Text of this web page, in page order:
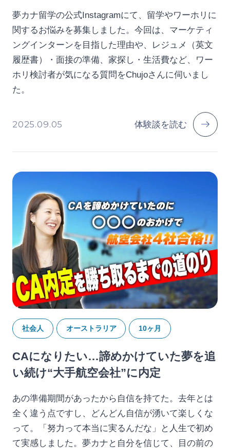
夢カナ留学の公式Instagramにて、留学やワーホリに
関するお悩みを募集しました。今回は、マーケティ
ングインターンを目指した理由や、レジュメ（英文
履歴書）・面接の準備、家探し・生活費など、ワー
ホリ検討者が気になる質問をChujoさんに伺いまし
た。
2025.09.05 体験談を読む
社会人 オーストラリア 10ヶ月
CAになりたい…諦めかけていた夢を追
い続け“大手航空会社”に内定
あの準備期間があったから自信を持てた。去年とは
全く違う点ですし、どんどん自信が湧いて楽しくな
って。「努力って本当に実るんだな」と人生で初め
て実感しました。夢カナと自分を信じて、目の前の